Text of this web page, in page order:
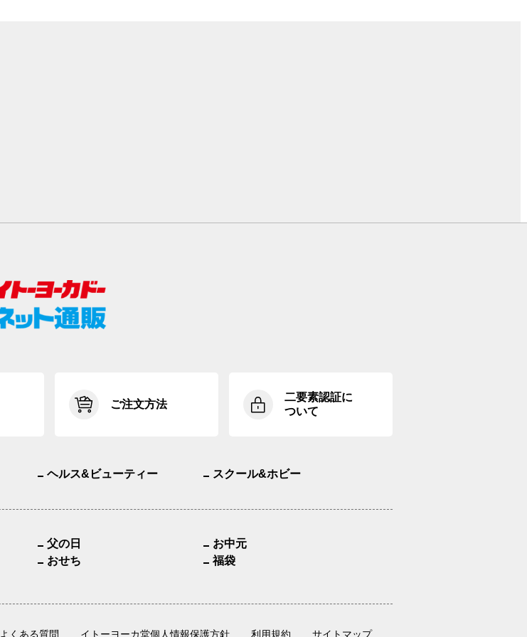
ご注文方法
二要素認証に
ついて
ヘルス&ビューティー スクール&ホビー
父の日
お中元
おせち
福袋
よくある質問 イトーヨーカ堂個人情報保護方針 利用規約 サイトマップ